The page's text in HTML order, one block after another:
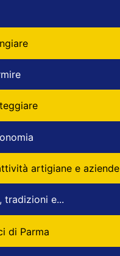
artigiane e aziende
tradizioni e...
di Parma